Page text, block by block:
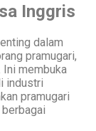
Inggris
dalam
pramugari,
membuka
industri
pramugari